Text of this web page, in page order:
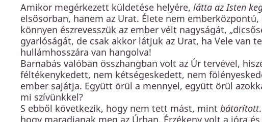
Amikor megérkezett küldetése helyére, látta az Isten
elsősorban, hanem az Urat. Élete nem
könnyen észrevesszük az ember vélt nagyságát,
gyarlóságát, de csak akkor látjuk az Urat, ha Vele van
hullámhosszára van hangolva!
Barnabás valóban összhangban volt az Úr tervével,
féltékenykedett, nem kétségeskedett, nem
ember sajátja. Együtt örül a mennyel, együtt örül
mi szívünkkel?
S ebből következik, hogy nem tett mást, mint bátorított
hogy maradjanak meg az Úrban. Érzékeny volt a jóra